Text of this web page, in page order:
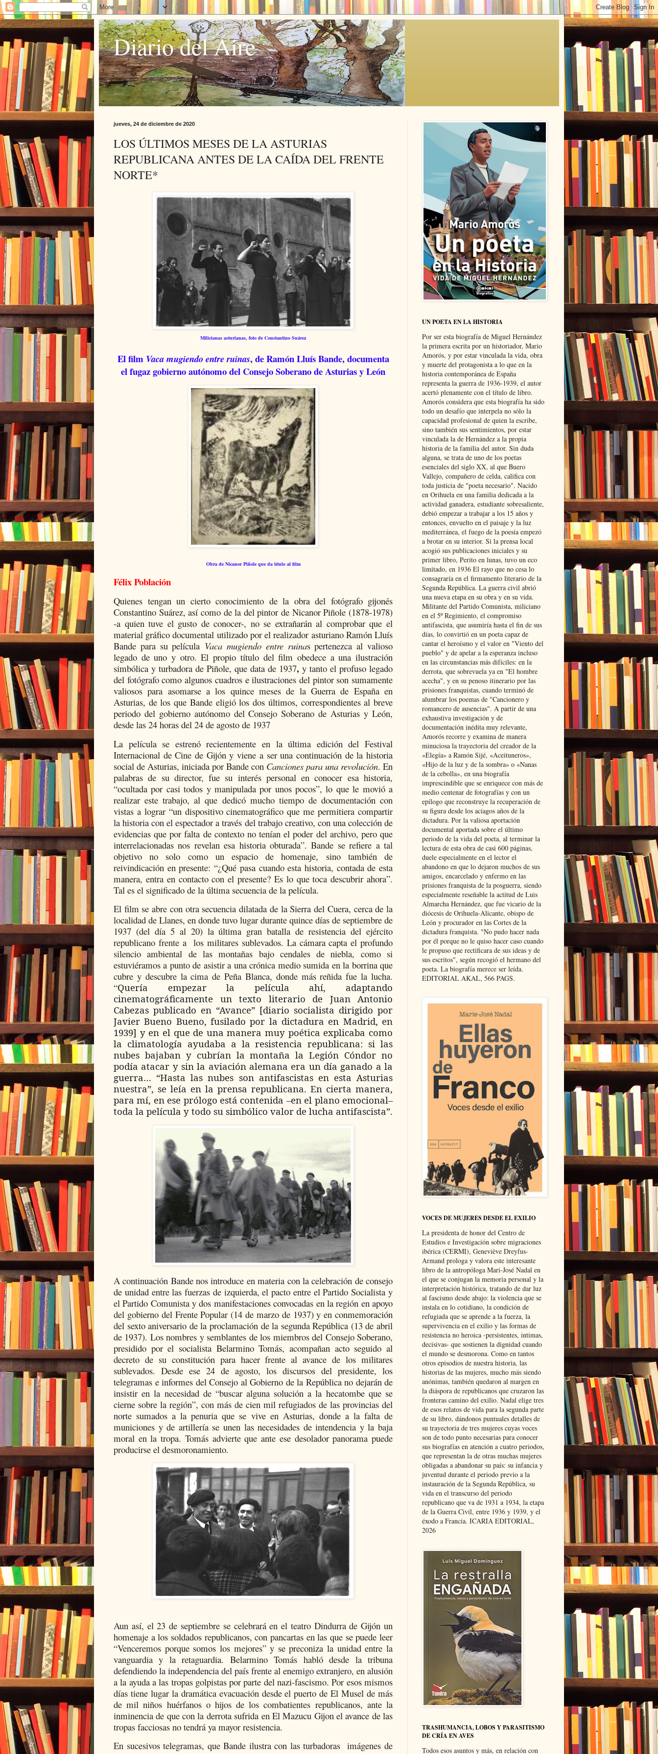
Diario del Aire
jueves, 24 de diciembre de 2020
LOS ÚLTIMOS MESES DE LA ASTURIAS
REPUBLICANA ANTES DE LA CAÍDA DEL FRENTE
NORTE*
Milicianas asturianas, foto de Constantino Suárez
El film Vaca mugiendo entre ruinas, de Ramón Lluís Bande, documenta
el fugaz gobierno autónomo del Consejo Soberano de Asturias y León
Obra de Nicanor Piñole que da título al film
Félix Población
Quienes tengan un cierto conocimiento de la obra del fotógrafo gijonés
Constantino Suárez, así como de la del pintor de Nicanor Piñole (1878-1978)
-a quien tuve el gusto de conocer-, no se extrañarán al comprobar que el
material gráfico documental utilizado por el realizador asturiano Ramón Lluís
Bande para su película Vaca mugiendo entre ruinas pertenezca al valioso
legado de uno y otro. El propio título del film obedece a una ilustración
simbólica y turbadora de Piñole, que data de 1937, y tanto el profuso legado
del fotógrafo como algunos cuadros e ilustraciones del pintor son sumamente
valiosos para asomarse a los quince meses de la Guerra de España en
Asturias, de los que Bande eligió los dos últimos, correspondientes al breve
periodo del gobierno autónomo del Consejo Soberano de Asturias y León,
desde las 24 horas del 24 de agosto de 1937
La película se estrenó recientemente en la última edición del Festival
Internacional de Cine de Gijón y viene a ser una continuación de la historia
social de Asturias, iniciada por Bande con Canciones para una revolución. En
palabras de su director, fue su interés personal en conocer esa historia,
“ocultada por casi todos y manipulada por unos pocos”, lo que le movió a
realizar este trabajo, al que dedicó mucho tiempo de documentación con
vistas a lograr “un dispositivo cinematográfico que me permitiera compartir
la historia con el espectador a través del trabajo creativo, con una colección de
evidencias que por falta de contexto no tenían el poder del archivo, pero que
interrelacionadas nos revelan esa historia obturada”. Bande se refiere a tal
objetivo no solo como un espacio de homenaje, sino también de
reivindicación en presente: “¿Qué pasa cuando esta historia, contada de esta
manera, entra en contacto con el presente? Es lo que toca descubrir ahora”.
Tal es el significado de la última secuencia de la película.
El film se abre con otra secuencia dilatada de la Sierra del Cuera, cerca de la
localidad de Llanes, en donde tuvo lugar durante quince días de septiembre de
1937 (del día 5 al 20) la última gran batalla de resistencia del ejército
republicano frente a los militares sublevados. La cámara capta el profundo
silencio ambiental de las montañas bajo cendales de niebla, como si
estuviéramos a punto de asistir a una crónica medio sumida en la borrina que
cubre y descubre la cima de Peña Blanca, donde más reñida fue la lucha.
“Quería empezar la película ahí, adaptando
cinematográficamente un texto literario de Juan Antonio
Cabezas publicado en “Avance” [diario socialista dirigido por
Javier Bueno Bueno, fusilado por la dictadura en Madrid, en
1939] y en el que de una manera muy poética explicaba como
la climatología ayudaba a la resistencia republicana: si las
nubes bajaban y cubrían la montaña la Legión Cóndor no
podía atacar y sin la aviación alemana era un día ganado a la
guerra… “Hasta las nubes son antifascistas en esta Asturias
nuestra”, se leía en la prensa republicana. En cierta manera,
para mí, en ese prólogo está contenida –en el plano emocional–
toda la película y todo su simbólico valor de lucha antifascista”.
A continuación Bande nos introduce en materia con la celebración de consejo
de unidad entre las fuerzas de izquierda, el pacto entre el Partido Socialista y
el Partido Comunista y dos manifestaciones convocadas en la región en apoyo
del gobierno del Frente Popular (14 de marzo de 1937) y en conmemoración
del sexto aniversario de la proclamación de la segunda República (13 de abril
de 1937). Los nombres y semblantes de los miembros del Consejo Soberano,
presidido por el socialista Belarmino Tomás, acompañan acto seguido al
decreto de su constitución para hacer frente al avance de los militares
sublevados. Desde ese 24 de agosto, los discursos del presidente, los
telegramas e informes del Consejo al Gobierno de la República no dejarán de
insistir en la necesidad de “buscar alguna solución a la hecatombe que se
cierne sobre la región”, con más de cien mil refugiados de las provincias del
norte sumados a la penuria que se vive en Asturias, donde a la falta de
municiones y de artillería se unen las necesidades de intendencia y la baja
moral en la tropa. Tomás advierte que ante ese desolador panorama puede
producirse el desmoronamiento.
Aun así, el 23 de septiembre se celebrará en el teatro Dindurra de Gijón un
homenaje a los soldados republicanos, con pancartas en las que se puede leer
“Venceremos porque somos los mejores” y se preconiza la unidad entre la
vanguardia y la retaguardia. Belarmino Tomás habló desde la tribuna
defendiendo la independencia del país frente al enemigo extranjero, en alusión
a la ayuda a las tropas golpistas por parte del nazi-fascismo. Por esos mismos
días tiene lugar la dramática evacuación desde el puerto de El Musel de más
de mil niños huérfanos o hijos de los combatientes republicanos, ante la
inminencia de que con la derrota sufrida en El Mazucu Gijon el avance de las
tropas facciosas no tendrá ya mayor resistencia.
En sucesivos telegramas, que Bande ilustra con las turbadoras imágenes de
UN POETA EN LA HISTORIA
Por ser esta biografía de Miguel Hernández
la primera escrita por un historiador, Mario
Amorós, y por estar vinculada la vida, obra
y muerte del protagonista a lo que en la
historia contemporánea de España
representa la guerra de 1936-1939, el autor
acertó plenamente con el título de libro.
Amorós considera que esta biografía ha sido
todo un desafío que interpela no sólo la
capacidad profesional de quien la escribe,
sino también sus sentimientos, por estar
vinculada la de Hernández a la propia
historia de la familia del autor. Sin duda
alguna, se trata de uno de los poetas
esenciales del siglo XX, al que Buero
Vallejo, compañero de celda, califica con
toda justicia de "poeta necesario". Nacido
en Orihuela en una familia dedicada a la
actividad ganadera, estudiante sobresaliente,
debió empezar a trabajar a los 15 años y
entonces, envuelto en el paisaje y la luz
mediterránea, el fuego de la poesía empezó
a brotar en su interior. Si la prensa local
acogió sus publicaciones iniciales y su
primer libro, Perito en lunas, tuvo un eco
limitado, en 1936 El rayo que no cesa lo
consagraría en el firmamento literario de la
Segunda República. La guerra civil abrió
una nueva etapa en su obra y en su vida.
Militante del Partido Comunista, miliciano
en el 5º Regimiento, el compromiso
antifascista, que asumiría hasta el fin de sus
días, lo convirtió en un poeta capaz de
cantar el heroísmo y el valor en "Viento del
pueblo" y de apelar a la esperanza incluso
en las circunstancias más difíciles: en la
derrota, que sobrevuela ya en "El hombre
acecha", y en su penoso itinerario por las
prisiones franquistas, cuando terminó de
alumbrar los poemas de "Cancionero y
romancero de ausencias". A partir de una
exhaustiva investigación y de
documentación inédita muy relevante,
Amorós recorre y examina de manera
minuciosa la trayectoria del creador de la
«Elegía» a Ramón Sijé, «Aceituneros»,
«Hijo de la luz y de la sombra» o «Nanas
de la cebolla», en una biografía
imprescindible que se enriquece con más de
medio centenar de fotografías y con un
epílogo que reconstruye la recuperación de
su figura desde los aciagos años de la
dictadura. Por la valiosa aportación
documental aportada sobre el último
periodo de la vida del poeta, al terminar la
lectura de esta obra de casi 600 páginas,
duele especialmente en el lector el
abandono en que lo dejaron muchos de sus
amigos, encarcelado y enfermo en las
prisiones franquista de la posguerra, siendo
especialmente reseñable la actitud de Luis
Almarcha Hernández, que fue vicario de la
diócesis de Orihuela-Alicante, obispo de
León y procurador en las Cortes de la
dictadura franquista. "No pudo hacer nada
por él porque no le quiso hacer caso cuando
le propuso que rectificara de sus ideas y de
sus escritos", según recogió el hermano del
poeta. La biografía merece ser leída.
EDITORIAL AKAL, 566 PAGS.
VOCES DE MUJERES DESDE EL EXILIO
La presidenta de honor del Centro de
Estudios e Investigación sobre migraciones
ibérica (CERMI), Geneviève Dreyfus-
Armand prologa y valora este interesante
libro de la antropóloga Mari-José Nadal en
el que se conjugan la memoria personal y la
interpretación histórica, tratando de dar luz
al fascismo desde abajo: la violencia que se
instala en lo cotidiano, la condición de
refugiada que se aprende a la fuerza, la
supervivencia en el exilio y las formas de
resistencia no heroica -persistentes, intimas,
decisivas- que sostienen la dignidad cuando
el mundo se desmorona. Como en tantos
otros episodios de nuestra historia, las
historias de las mujeres, mucho más siendo
anónimas, también quedaron al margen en
la diáspora de republicanos que cruzaron las
fronteras camino del exilio. Nadal elige tres
de esos relatos de vida para la segunda parte
de su libro, dándonos puntuales detalles de
su trayectoria de tres mujeres cuyas voces
son de todo punto necesarias para conocer
sus biografías en atención a cuatro periodos,
que representan la de otras muchas mujeres
obligadas a abandonar su país: su infancia y
juventud durante el periodo previo a la
instauración de la Segunda República, su
vida en el transcurso del periodo
republicano que va de 1931 a 1934, la etapa
de la Guerra Civil, entre 1936 y 1939, y el
éxodo a Francia. ICARIA EDITORIAL,
2026
TRASHUMANCIA, LOBOS Y PARASITISMO
DE CRÍA EN AVES
Todos esos asuntos y más, en relación con